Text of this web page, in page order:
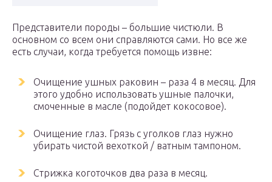
Представители породы – большие чистюли. В
основном со всем они справляются сами. Но все же
есть случаи, когда требуется помощь извне:
Очищение ушных раковин – раза 4 в месяц. Для
этого удобно использовать ушные палочки,
смоченные в масле (подойдет кокосовое).
Очищение глаз. Грязь с уголков глаз нужно
убирать чистой вехоткой / ватным тампоном.
Стрижка коготочков два раза в месяц.